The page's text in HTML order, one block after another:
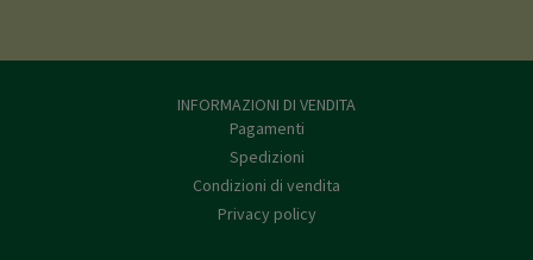
INFORMAZIONI DI VENDITA
Pagamenti
Spedizioni
Condizioni di vendita
Privacy policy